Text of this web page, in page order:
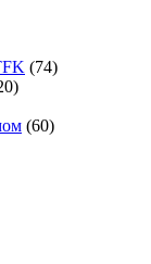
(74)
(60)